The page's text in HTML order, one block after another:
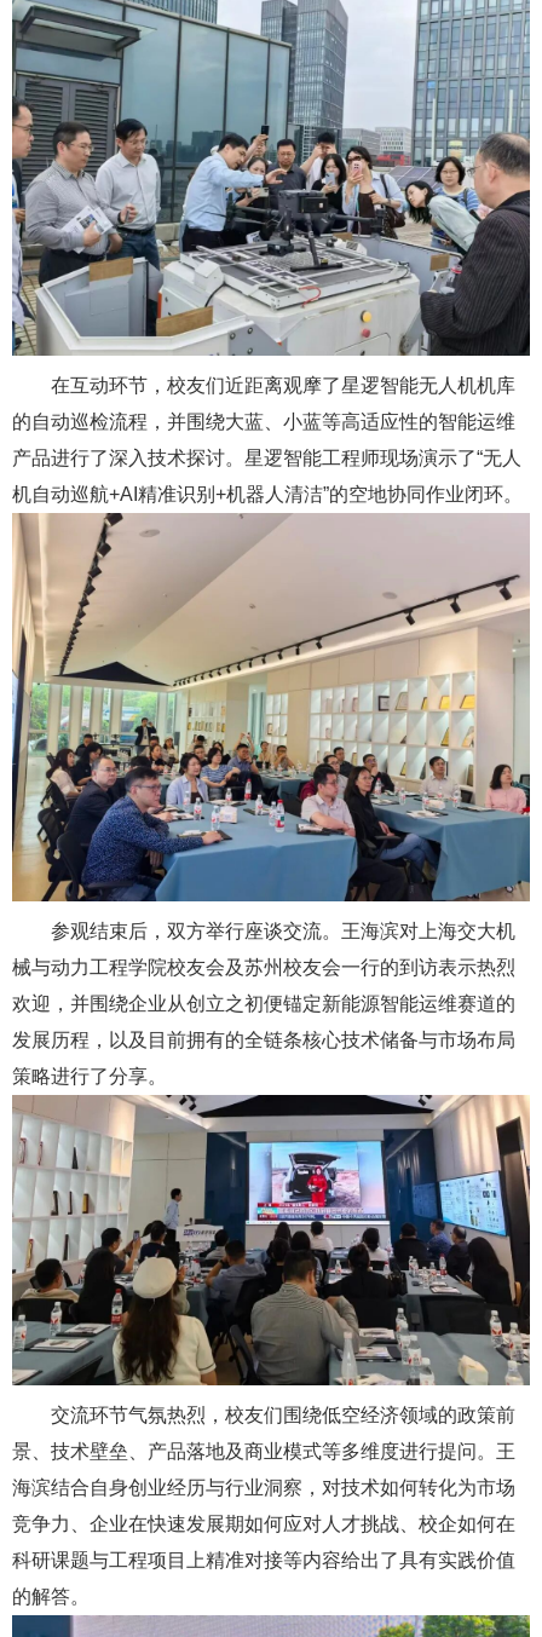
在互动环节，校友们近距离观摩了星逻智能无人机机库
的自动巡检流程，并围绕大蓝、小蓝等高适应性的智能运维
产品进行了深入技术探讨。星逻智能工程师现场演示了“无人
机自动巡航+AI精准识别+机器人清洁”的空地协同作业闭环。
参观结束后，双方举行座谈交流。王海滨对上海交大机
械与动力工程学院校友会及苏州校友会一行的到访表示热烈
欢迎，并围绕企业从创立之初便锚定新能源智能运维赛道的
发展历程，以及目前拥有的全链条核心技术储备与市场布局
策略进行了分享。
交流环节气氛热烈，校友们围绕低空经济领域的政策前
景、技术壁垒、产品落地及商业模式等多维度进行提问。王
海滨结合自身创业经历与行业洞察，对技术如何转化为市场
竞争力、企业在快速发展期如何应对人才挑战、校企如何在
科研课题与工程项目上精准对接等内容给出了具有实践价值
的解答。